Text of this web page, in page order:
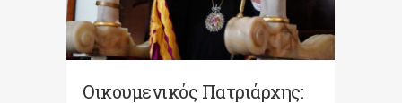
Οικουμενικός Πατριάρχης: